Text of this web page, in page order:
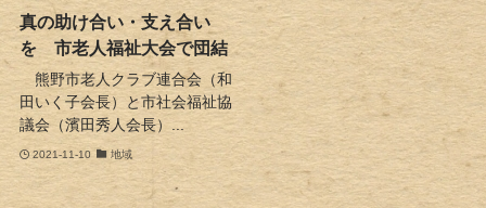
真の助け合い・支え合い
を 市老人福祉大会で団結
熊野市老人クラブ連合会（和
田いく子会長）と市社会福祉協
議会（濱田秀人会長）...
2021-11-10 地域